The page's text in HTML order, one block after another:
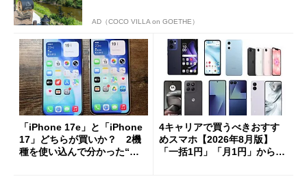
AD（COCO VILLA on GOETHE）
「iPhone 17e」と「iPhone
17」どちらが買いか？ 2機
種を使い込んで分かった“ス
4キャリアで買うべきおすす
めスマホ【2026年8月版】
「一括1円」「月1円」からお